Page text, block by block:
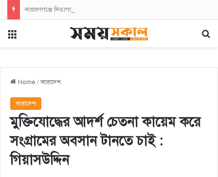
Home /সারাদেশ
সারাদেশ
মুক্তিযোদ্ধের আদর্শ চেতনা কায়েম করে
সংগ্রামের অবসান টানতে চাই :
গিয়াসউদ্দিন